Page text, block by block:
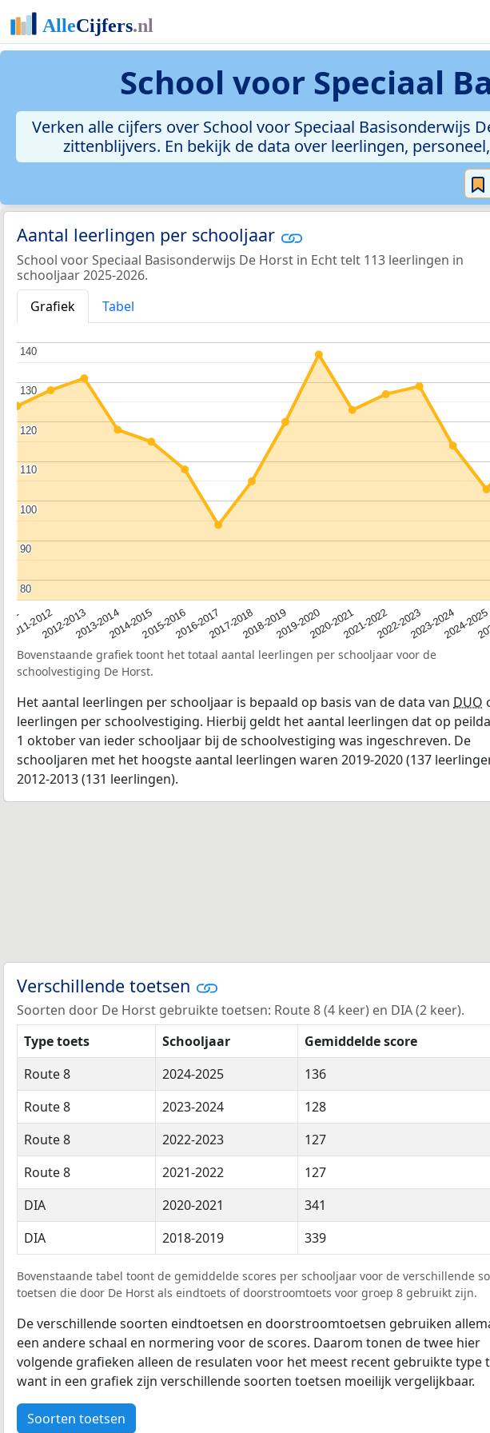
School voor Speciaal
Verken alle cijfers over School voor Speciaal Basisonderwijs
zittenblijvers. En bekijk de data over leerlingen,
Aantal leerlingen per schooljaar
School voor Speciaal Basisonderwijs De Horst in Echt telt 113 leerlingen in
schooljaar 2025-2026.
Grafiek
Tabel
2011-20122012-20132013-20142014-20152015-20162016-20172017-20182018-20192019-20202020-20212021-20222022-20232023-20242024-2025
80
80
90
90
100
100
110
110
120
120
130
130
140
140
Bovenstaande grafiek toont het totaal aantal leerlingen per schooljaar voor de
schoolvestiging De Horst.
Het aantal leerlingen per schooljaar is bepaald op basis van de data van DUO
leerlingen per schoolvestiging. Hierbij geldt het aantal leerlingen dat op
1 oktober van ieder schooljaar bij de schoolvestiging was ingeschreven. De
schooljaren met het hoogste aantal leerlingen waren 2019-2020 (137
2012-2013 (131 leerlingen).
Verschillende toetsen
Soorten door De Horst gebruikte toetsen: Route 8 (4 keer) en DIA (2 keer).
Type toets
Schooljaar
Gemiddelde score
Route 8
2024-2025
136
Route 8
2023-2024
128
Route 8
2022-2023
127
Route 8
2021-2022
127
DIA
2020-2021
341
DIA
2018-2019 339
Bovenstaande tabel toont de gemiddelde scores per schooljaar voor de verschillende
toetsen die door De Horst als eindtoets of doorstroomtoets voor groep 8 gebruikt zijn.
De verschillende soorten eindtoetsen en doorstroomtoetsen gebruiken
een andere schaal en normering voor de scores. Daarom tonen de twee hier
volgende grafieken alleen de resulaten voor het meest recent gebruikte type
want in een grafiek zijn verschillende soorten toetsen moeilijk vergelijkbaar.
Soorten toetsen